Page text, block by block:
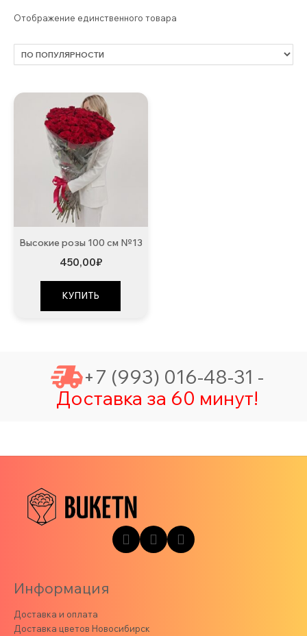
Отображение единственного товара
Высокие розы 100 см №13
450,00₽
КУПИТЬ
+7 (993) 016-48-31 -
Доставка за 60 минут!
Информация
Доставка и оплата
Доставка цветов Новосибирск